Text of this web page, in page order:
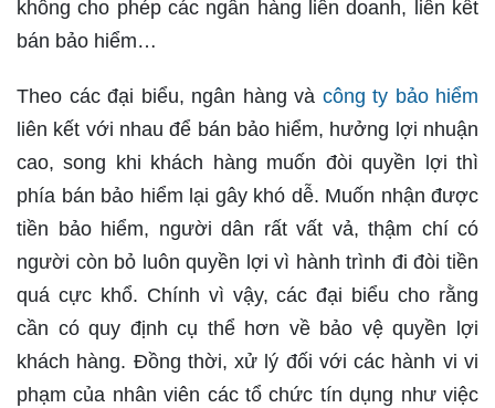
không cho phép các ngân hàng liên doanh, liên kết
bán bảo hiểm…
Theo các đại biểu, ngân hàng và công ty bảo hiểm
liên kết với nhau để bán bảo hiểm, hưởng lợi nhuận
cao, song khi khách hàng muốn đòi quyền lợi thì
phía bán bảo hiểm lại gây khó dễ. Muốn nhận được
tiền bảo hiểm, người dân rất vất vả, thậm chí có
người còn bỏ luôn quyền lợi vì hành trình đi đòi tiền
quá cực khổ. Chính vì vậy, các đại biểu cho rằng
cần có quy định cụ thể hơn về bảo vệ quyền lợi
khách hàng. Đồng thời, xử lý đối với các hành vi vi
phạm của nhân viên các tổ chức tín dụng như việc